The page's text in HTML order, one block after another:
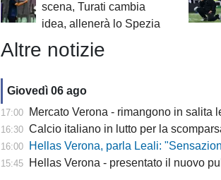
scena, Turati cambia
idea, allenerà lo Spezia
Altre notizie
Giovedì 06 ago
17:00 Mercato Verona - rimangono in salita le
16:30 Calcio italiano in lutto per la
16:00 Hellas Verona, parla Leali: "Sensazioni positive, Verona
15:45 Hellas Verona - presentato il nuovo